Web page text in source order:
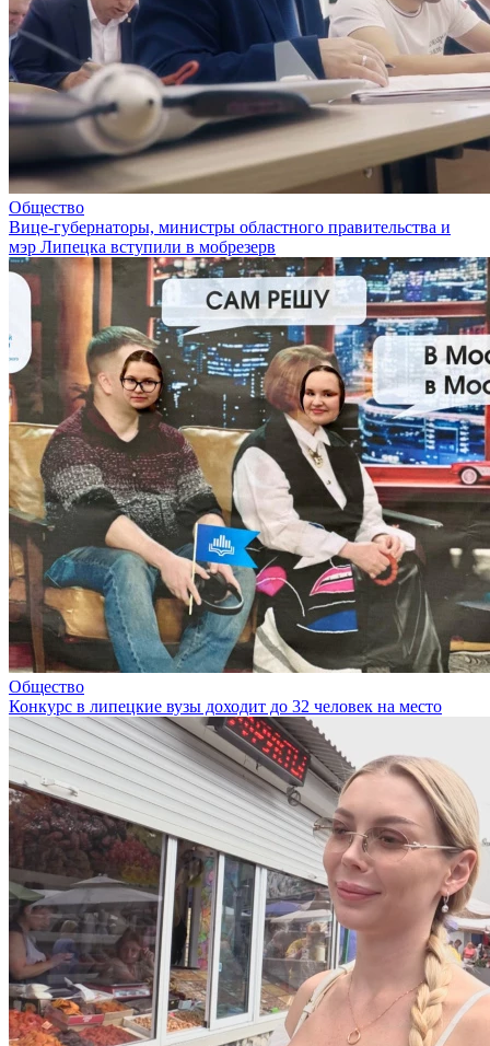
Общество
Вице-губернаторы, министры областного правительства и
мэр Липецка вступили в мобрезерв
Общество
Конкурс в липецкие вузы доходит до 32 человек на место